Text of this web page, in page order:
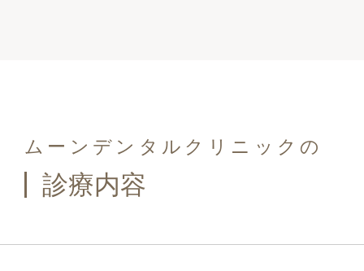
ムーンデンタルクリニックの
診療内容